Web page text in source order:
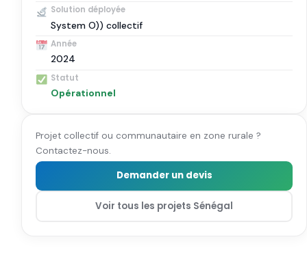
Solution déployée
System O)) collectif
Année
2024
Statut
Opérationnel
Projet collectif ou communautaire en zone rurale ?
Contactez-nous.
Demander un devis
Voir tous les projets Sénégal